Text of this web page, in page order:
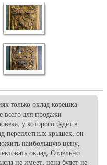
только оклад корешка
для продажи
у которого будет в
переплетных крышек, он
наибольшую цену,
оклад. Отдельно
не имеет, цена будет не